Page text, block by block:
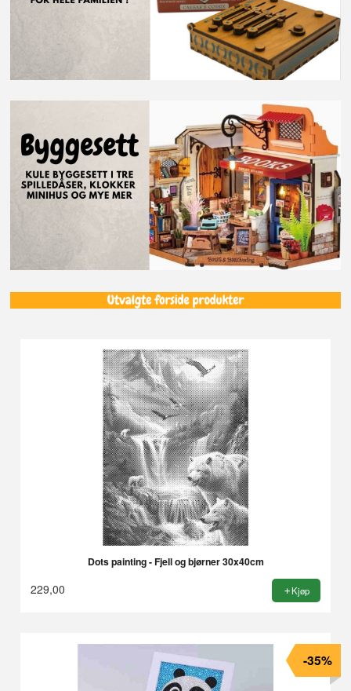
Dots painting - Fjell og bjørner 30x40cm
229,00 Kjøp
-35%